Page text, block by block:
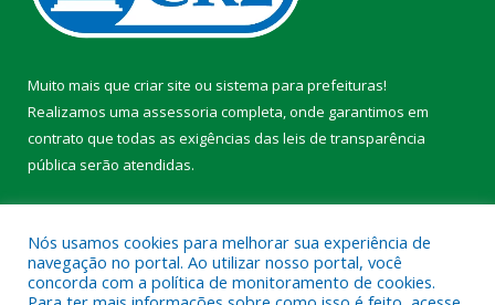
Muito mais que criar site ou sistema para prefeituras!
Realizamos uma assessoria completa, onde garantimos em
contrato que todas as exigências das leis de transparência
pública serão atendidas.
Nós usamos cookies para melhorar sua experiência de
navegação no portal. Ao utilizar nosso portal, você
concorda com a política de monitoramento de cookies.